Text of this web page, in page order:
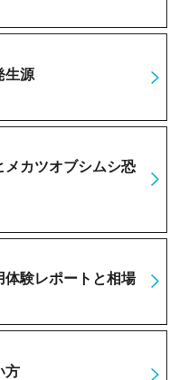
生源
メカツオブシムシ恐
体験レポートと相場
方